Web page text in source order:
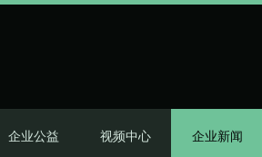
企业公益 视频中心 企业新闻